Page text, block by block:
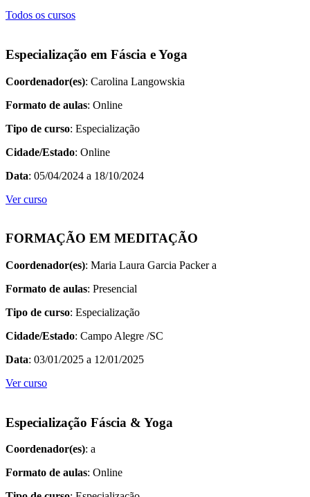
Todos os cursos
Especialização em Fáscia e Yoga
Coordenador(es): Carolina Langowskia
Formato de aulas: Online
Tipo de curso: Especialização
Cidade/Estado: Online
Data: 05/04/2024 a 18/10/2024
Ver curso
FORMAÇÃO EM MEDITAÇÃO
Coordenador(es): Maria Laura Garcia Packer a
Formato de aulas: Presencial
Tipo de curso: Especialização
Cidade/Estado: Campo Alegre /SC
Data: 03/01/2025 a 12/01/2025
Ver curso
Especialização Fáscia & Yoga
Coordenador(es): a
Formato de aulas: Online